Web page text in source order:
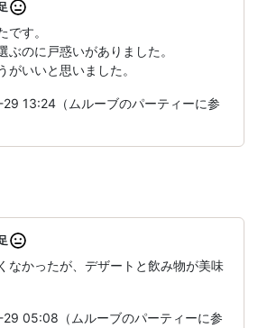
です。
ぶのに戸惑いがありました。
いいと思いました。
13:24（ムルーブのパーティーに参
なかったが、デザートと飲み物が美味
05:08（ムルーブのパーティーに参